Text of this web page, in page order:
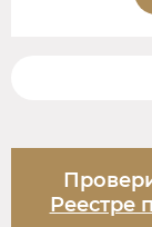
Реестре